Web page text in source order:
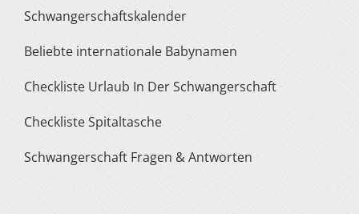
Schwangerschaftskalender
Beliebte internationale Babynamen
Checkliste Urlaub In Der Schwangerschaft
Checkliste Spitaltasche
Schwangerschaft Fragen & Antworten